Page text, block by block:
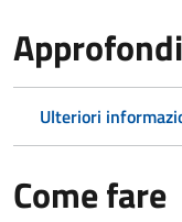
Ulteriori
Come fare